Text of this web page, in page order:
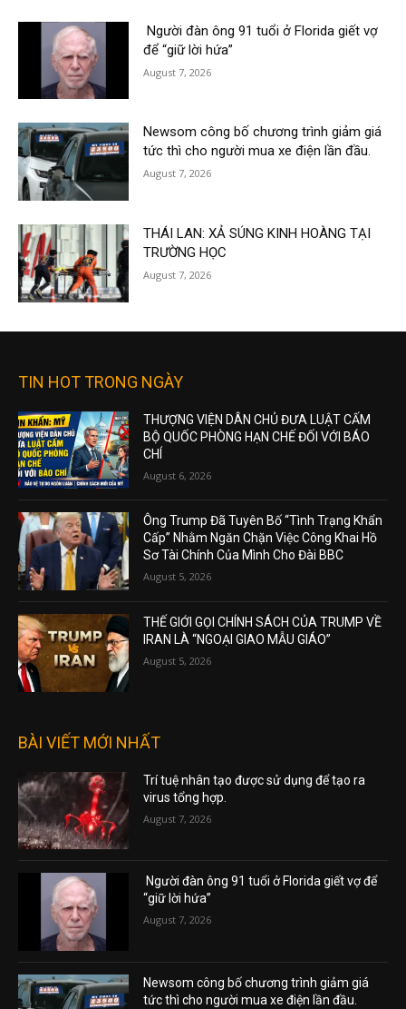
Người đàn ông 91 tuổi ở Florida giết vợ
để “giữ lời hứa”
August 7, 2026
Newsom công bố chương trình giảm giá
tức thì cho người mua xe điện lần đầu.
August 7, 2026
THÁI LAN: XẢ SÚNG KINH HOÀNG TẠI
TRƯỜNG HỌC
August 7, 2026
TIN HOT TRONG NGÀY
THƯỢNG VIỆN DÂN CHỦ ĐƯA LUẬT CẤM
BỘ QUỐC PHÒNG HẠN CHẾ ĐỐI VỚI BÁO
CHÍ
August 6, 2026
Ông Trump Đã Tuyên Bố “Tình Trạng Khẩn
Cấp” Nhằm Ngăn Chặn Việc Công Khai Hồ
Sơ Tài Chính Của Mình Cho Đài BBC
August 5, 2026
THẾ GIỚI GỌI CHÍNH SÁCH CỦA TRUMP VỀ
IRAN LÀ “NGOẠI GIAO MẪU GIÁO”
August 5, 2026
BÀI VIẾT MỚI NHẤT
Trí tuệ nhân tạo được sử dụng để tạo ra
virus tổng hợp.
August 7, 2026
Người đàn ông 91 tuổi ở Florida giết vợ để
“giữ lời hứa”
August 7, 2026
Newsom công bố chương trình giảm giá
tức thì cho người mua xe điện lần đầu.